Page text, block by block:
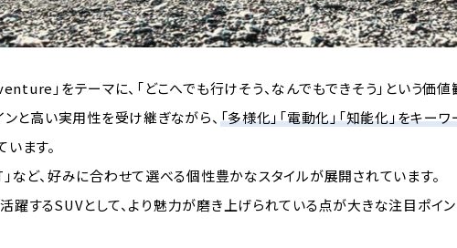
」をテーマに、「どこへでも行けそう、なんでもできそう」という価
と高い実用性を受け継ぎながら、 「多様化」「電動化」「知能化」をキー
います。
など、好みに合わせて選べる個性豊かなスタイルが展開されています。
するSUVとして、より魅力が磨き上げられている点が大きな注目ポイン